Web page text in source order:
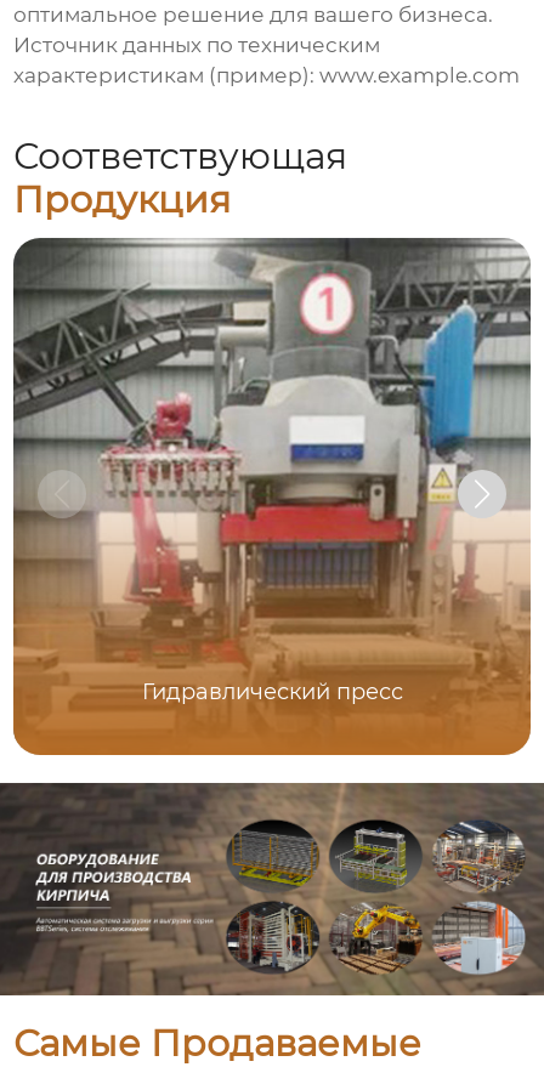
оптимальное решение для вашего бизнеса.
Источник данных по техническим
характеристикам (пример):www.example.com
Соответствующая
Продукция
Гидравлический пресс
Самые Продаваемые